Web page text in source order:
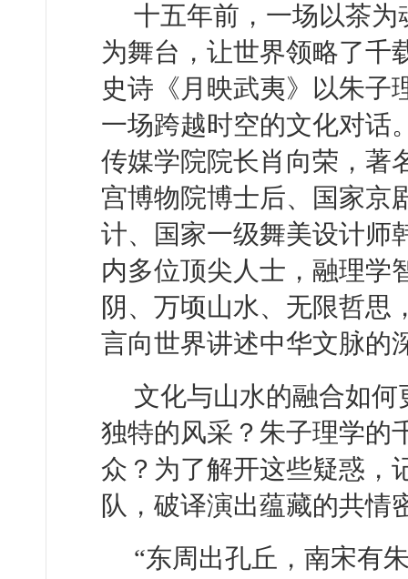
十五年前，一场以茶
为舞台，让世界领略了千
史诗《月映武夷》以朱子
一场跨越时空的文化对话
传媒学院院长肖向荣，著
宫博物院博士后、国家京
计、国家一级舞美设计师
内多位顶尖人士，融理学
阴、万顷山水、无限哲思
言向世界讲述中华文脉的
文化与山水的融合如
独特的风采？朱子理学的
众？为了解开这些疑惑，
队，破译演出蕴藏的共情
“东周出孔丘，南宋有